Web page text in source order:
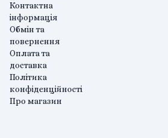
Контактна
інформація
Обмін та
повернення
Оплата та
доставка
Політика
конфіденційності
Про магазин